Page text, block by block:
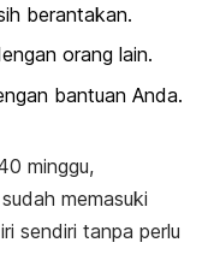
berantakan.
orang lain.
bantuan Anda.
minggu,
memasuki
sendiri tanpa perlu